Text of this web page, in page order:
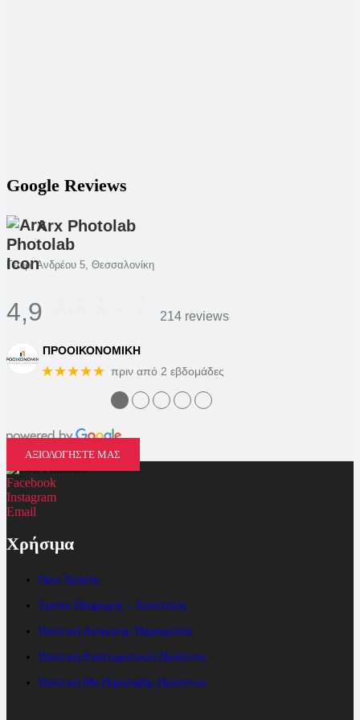
Google Reviews
Arx Photolab
Γεωρ. Ανδρέου 5, Θεσσαλονίκη
4,9 214 reviews
ΠΡΟΟΙΚΟΝΟΜΙΚΗ
★★★★★ πριν από 2 εβδομάδες
●●●●●
ΑΞΙΟΛΟΓΗΣΤΕ ΜΑΣ
Facebook
Instagram
Email
Χρήσιμα
Όροι Χρήσης
Τρόποι Πληρωμής – Αποστολής
Πολιτική Ακύρωσης Παραγγελίας
Πολιτική Ελαττωματικού Προϊόντος
Πολιτική Μη Παραλαβής Προϊόντων